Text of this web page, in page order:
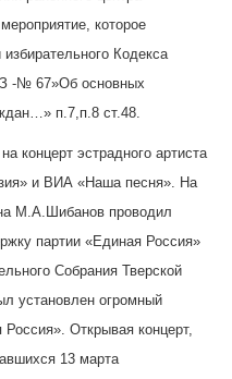
которое
Кодекса
-№ 67»Об основных
п.7,п.8 ст.48.
эстрадного артиста
и ВИА «Наша песня». На
М.А.Шибанов проводил
партии «Единая Россия»
Собрания Тверской
установлен огромный
Открывая концерт,
13 марта